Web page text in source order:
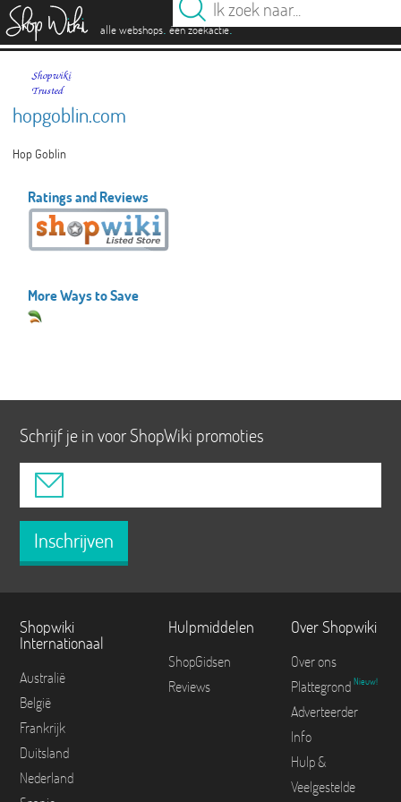
alle webshops. één zoekactie.
hopgoblin.com
Hop Goblin
Ratings and Reviews
More Ways to Save
Schrijf je in voor ShopWiki promoties
Inschrijven
Shopwiki
Internationaal
Australië
België
Frankrijk
Duitsland
Nederland
Hulpmiddelen
ShopGidsen
Reviews
Over Shopwiki
Over ons
Plattegrond Nieuw!
Adverteerder
Info
Hulp &
Veelgestelde